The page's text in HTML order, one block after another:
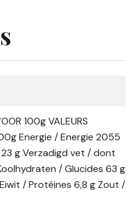
100g VALEURS
Energie / Energie 2055
g Verzadigd vet / dont
/ Glucides 63 g
/ Protéines 6,8 g Zout /